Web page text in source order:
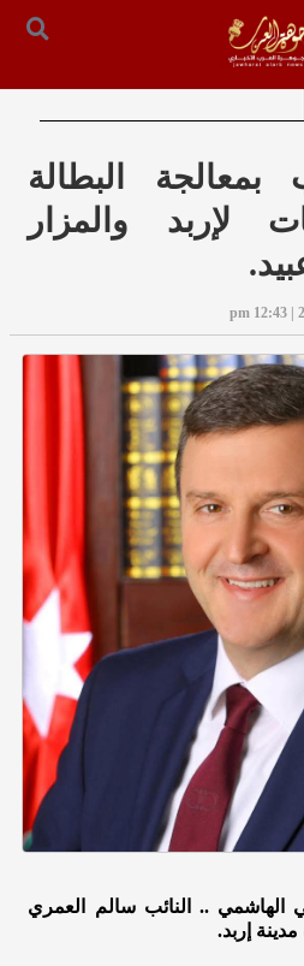
]
بمعالجة البطالة
لإربد والمزار
الهاشمي .. النائب سالم العمري
إربد.